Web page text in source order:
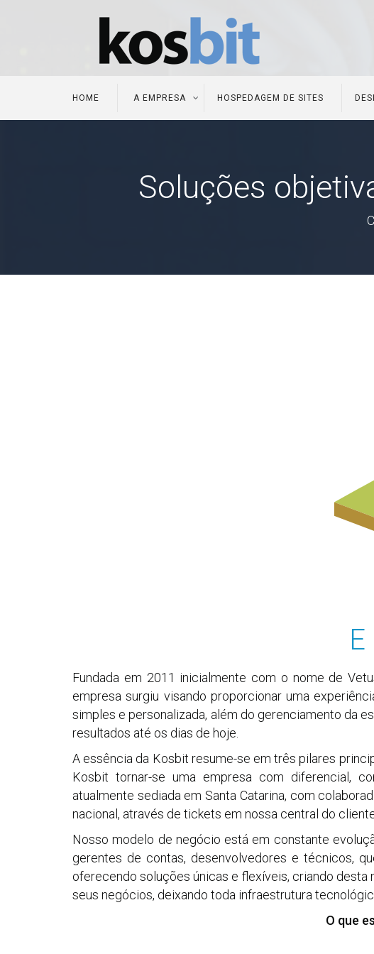
HOME A EMPRESA HOSPEDAGEM DE SITES
Soluções
Fundada em 2011 inicialmente com o nome de
empresa surgiu visando proporcionar uma
simples e personalizada, além do gerenciamento da
resultados até os dias de hoje.
A essência da Kosbit resume-se em três pilares
Kosbit tornar-se uma empresa com diferencial,
atualmente sediada em Santa Catarina, com
nacional, através de tickets em nossa central do
Nosso modelo de negócio está em constante
gerentes de contas, desenvolvedores e técnicos,
oferecendo soluções únicas e flexíveis, criando
seus negócios, deixando toda infraestrutura
O que